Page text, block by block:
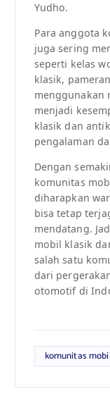
Yudho.
Para anggota
juga sering
seperti kelas
klasik,
menggunakan
menjadi
klasik dan
pengalaman
Dengan
komunitas
diharapkan
bisa tetap
mendatang.
mobil klasik
salah satu
dari
otomotif di
komunitas